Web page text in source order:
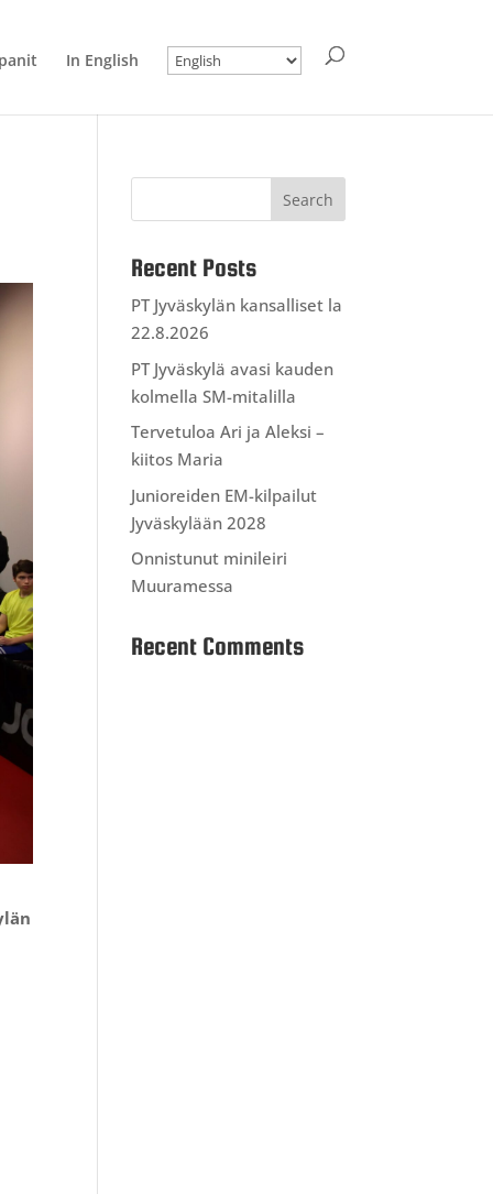
In English
Recent Posts
PT Jyväskylän kansalliset la
22.8.2026
PT Jyväskylä avasi kauden
kolmella SM-mitalilla
Tervetuloa Ari ja Aleksi –
kiitos Maria
Junioreiden EM-kilpailut
Jyväskylään 2028
Onnistunut minileiri
Muuramessa
Recent Comments